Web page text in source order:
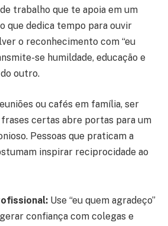
trabalho que te apoia em um
que dedica tempo para ouvir
o reconhecimento com “eu
se humildade, educação e
outro.
ou cafés em família, ser
certas abre portas para um
Pessoas que praticam a
inspirar reciprocidade ao
Use “eu quem agradeço”
confiança com colegas e